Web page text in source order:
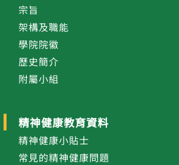
宗旨
架構及職能
學院院徽
歷史簡介
附屬小組
精神健康教育資料
精神健康小貼士
常見的精神健康問題